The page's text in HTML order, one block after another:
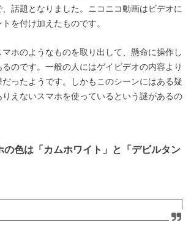
話題となりました。ニコニコ動画はビデオに
を付け加えたものです。
ホのようなものを取り出して、懸命に操作し
のです。一般の人にはゲイビデオの内容より
ったようです。しかもこのシーンにはある疑
えないスマホを使っているという謎があるの
の色は「カムホワイト」と「デビルタン